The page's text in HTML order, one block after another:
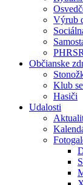
Výrub
PHRSR
Občianske
Klub
Hasiči
Udalosti